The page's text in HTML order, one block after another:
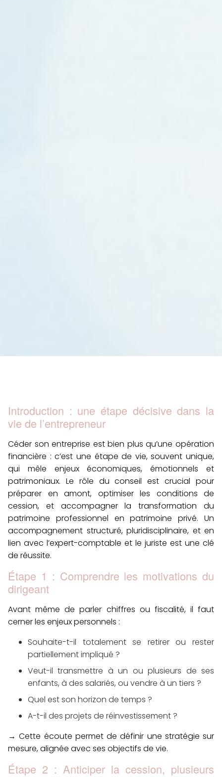
Introduction : une étape décisive dans la
vie de l’entrepreneur
Céder son entreprise est bien plus qu’une opération
financière : c’est une étape de vie, souvent unique,
qui mêle enjeux économiques,émotionnels et
patrimoniaux. Le rôle du conseil est crucial pour
préparer en amont, optimiser les conditions de
cession, et accompagner la transformation du
patrimoine professionnel en patrimoine privé. Un
accompagnement structuré, pluridisciplinaire, et en
lien avec l’expert-comptable et le juriste est une clé
de réussite.
Étape 1 : Comprendre les motivations du
dirigeant
Avant même de parler chiffres ou fiscalité, il faut
cerner les enjeux personnels :
Souhaite-t-il totalement se retirer ou rester
partiellement impliqué ?
Veut-il transmettre à un ou plusieurs de ses
enfants, à des salariés, ou vendre à un tiers ?
Quel est son horizon de temps ?
A-t-il des projets de réinvestissement ?
→Cette écoute permet de définir une stratégie sur
mesure, alignée avec ses objectifs de vie.
Étape 2 : Anticiper la cession, plusieurs